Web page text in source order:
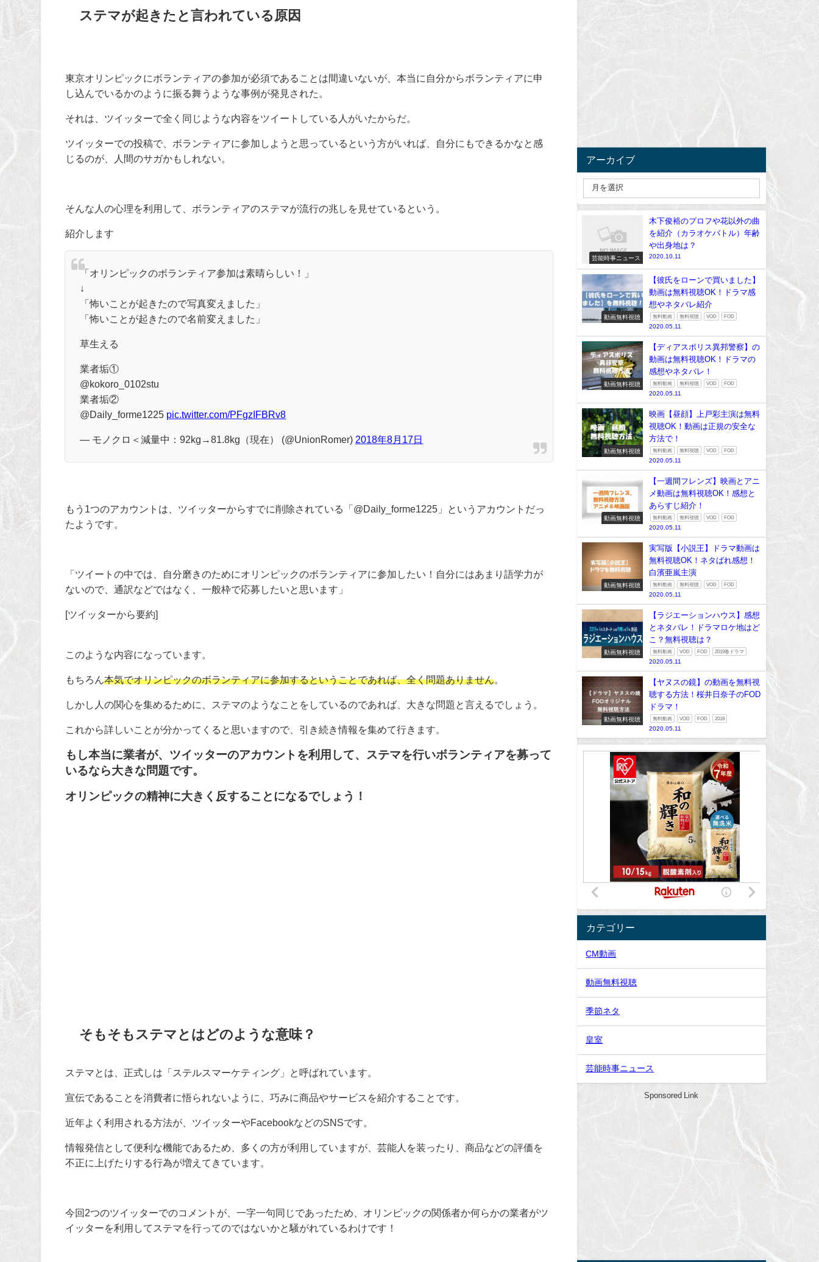
ステマが起きたと言われている原因
東京オリンピックにボランティアの参加が必須であることは間違いないが、本当に自分からボランティアに申
し込んでいるかのように振る舞うような事例が発見された。
それは、ツイッターで全く同じような内容をツイートしている人がいたからだ。
ツイッターでの投稿で、ボランティアに参加しようと思っているという方がいれば、自分にもできるかなと感
じるのが、人間のサガかもしれない。
そんな人の心理を利用して、ボランティアのステマが流行の兆しを見せているという。
紹介します
「オリンピックのボランティア参加は素晴らしい！」
↓
「怖いことが起きたので写真変えました」
「怖いことが起きたので名前変えました」
草生える
業者垢①
@kokoro_0102stu
業者垢②
@Daily_forme1225 pic.twitter.com/PFgzIFBRv8
— モノクロ＜減量中：92kg→81.8kg（現在） (@UnionRomer) 2018年8月17日
もう 1つのアカウントは、ツイッターからすでに削除されている「 @Daily_forme1225 」というアカウントだっ
たようです。
「ツイートの中では、自分磨きのためにオリンピックのボランティアに参加したい！自分にはあまり語学力が
ないので、通訳などではなく、一般枠で応募したいと思います」
[ツイッターから要約]
このような内容になっています。
もちろん本気でオリンピックのボランティアに参加するということであれば、全く問題ありません。
しかし人の関心を集めるために、ステマのようなことをしているのであれば、大きな問題と言えるでしょう。
これから詳しいことが分かってくると思いますので、引き続き情報を集めて行きます。
もし本当に業者が、ツイッターのアカウントを利用して、ステマを行いボランティアを募って
いるなら大きな問題です。
オリンピックの精神に大きく反することになるでしょう！
そもそもステマとはどのような意味？
ステマとは、正式しは「ステルスマーケティング」と呼ばれています。
宣伝であることを消費者に悟られないように、巧みに商品やサービスを紹介することです。
近年よく利用される方法が、ツイッターやFacebookなどのSNSです。
情報発信として便利な機能であるため、多くの方が利用していますが、芸能人を装ったり、商品などの評価を
不正に上げたりする行為が増えてきています。
今回2つのツイッターでのコメントが、一字一句同じであったため、オリンピックの関係者か何らかの業者がツ
イッターを利用してステマを行ってのではないかと騒がれているわけです！
アーカイブ
芸能時事ニュース
木下俊裕のプロフや花以外の曲
を紹介（カラオケバトル）年齢
や出身地は？
2020.10.11
動画無料視聴
【彼氏をローンで買いました】
動画は無料視聴OK！ドラマ感
想やネタバレ紹介
無料動画 無料視聴 VOD FOD
2020.05.11
動画無料視聴
【ディアスポリス異邦警察】の
動画は無料視聴OK！ドラマの
感想やネタバレ！
無料動画 無料視聴 VOD FOD
2020.05.11
動画無料視聴
映画【昼顔】上戸彩主演は無料
視聴OK！動画は正規の安全な
方法で！
無料動画 無料視聴 VOD FOD
2020.05.11
動画無料視聴
【一週間フレンズ】映画とアニ
メ動画は無料視聴OK！感想と
あらすじ紹介！
無料動画 無料視聴 VOD FOD
2020.05.11
動画無料視聴
実写版【小説王】ドラマ動画は
無料視聴OK！ネタばれ感想！
白濱亜嵐主演
無料動画 無料視聴 VOD FOD
2020.05.11
動画無料視聴
【ラジエーションハウス】感想
とネタバレ！ドラマロケ地はど
こ？無料視聴は？
無料動画 VOD FOD 2019春ドラマ
2020.05.11
動画無料視聴
【ヤヌスの鏡】の動画を無料視
聴する方法！桜井日奈子のFOD
ドラマ！
無料動画 VOD FOD 2019
2020.05.11
カテゴリー
CM動画
動画無料視聴
季節ネタ
皇室
芸能時事ニュース
Sponsored Link